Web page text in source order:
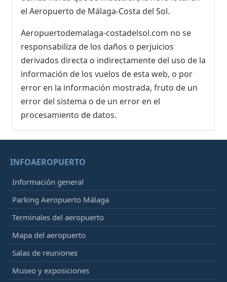
el Aeropuerto de Málaga-Costa del Sol.
Aeropuertodemalaga-costadelsol.com no se
responsabiliza de los daños o perjuicios
derivados directa o indirectamente del uso de la
información de los vuelos de esta web, o por
error en la información mostrada, fruto de un
error del sistema o de un error en el
procesamiento de datos.
INFOAEROPUERTO
Información general
Parking Aeropuerto Málaga
Terminales del aeropuerto
Mapa del aeropuerto
Salas de reuniones
Museo y exposiciones